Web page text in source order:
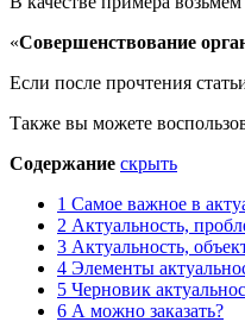
«Совершенствование
Если после прочтения
Также вы можете
Содержание скрыть
1 Самое важное в
2 Актуальность,
3 Актуальность,
4 Элементы
5 Черновик
6 А можно заказать?